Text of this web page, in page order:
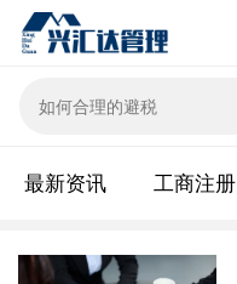
财税百科
最新资讯 工商注册